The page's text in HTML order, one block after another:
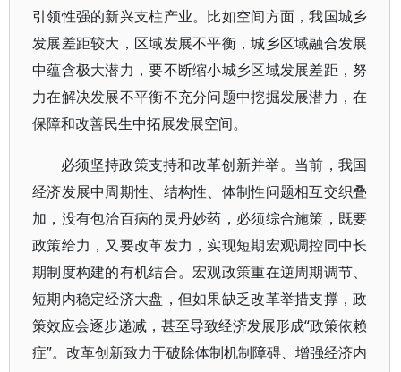
引领性强的新兴支柱产业。比如空间方面，我国城乡
发展差距较大，区域发展不平衡，城乡区域融合发展
中蕴含极大潜力，要不断缩小城乡区域发展差距，努
力在解决发展不平衡不充分问题中挖掘发展潜力，在
保障和改善民生中拓展发展空间。
必须坚持政策支持和改革创新并举。当前，我国
经济发展中周期性、结构性、体制性问题相互交织叠
加，没有包治百病的灵丹妙药，必须综合施策，既要
政策给力，又要改革发力，实现短期宏观调控同中长
期制度构建的有机结合。宏观政策重在逆周期调节、
短期内稳定经济大盘，但如果缺乏改革举措支撑，政
策效应会逐步递减，甚至导致经济发展形成“政策依赖
症”。改革创新致力于破除体制机制障碍、增强经济内